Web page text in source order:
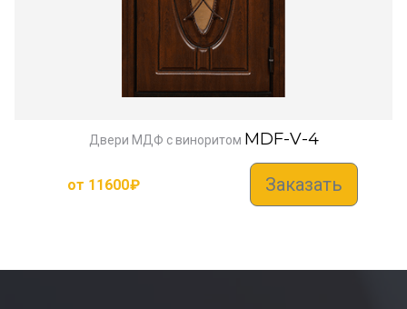
Двери МДФ с виноритом MDF-V-4
от 11600₽ Заказать